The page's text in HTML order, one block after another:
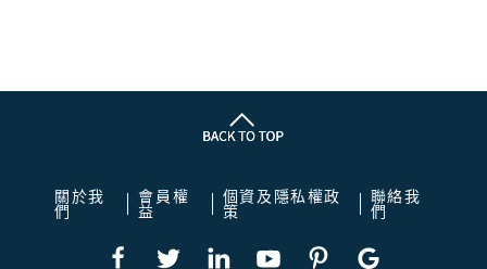
關於我
們
會員權
益
個資及隱私權政
策
聯絡我
們